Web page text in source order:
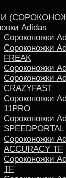
Adidas
Сороконожки
Сороконожки
FREAK
Сороконожки
Сороконожки
CRAZYFAST
Сороконожки
11PRO
Сороконожки
SPEEDPORTAL
Сороконожки
ACCURACY TF
Сороконожки
TF